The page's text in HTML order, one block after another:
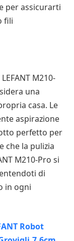
per assicurarti
fili
M210-
una
casa. Le
aspirazione
perfetto per
che la pulizia
M210-Pro si
di
in ogni